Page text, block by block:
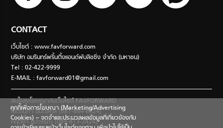
CONTACT
เว็บไซต์ : www.favforward.com
บริษัท อมรินทร์พริ้นติ้งแอนด์พับลิชชิ่ง จำกัด (มหาชน)
Tel : 02-422-9999
E-MAIL :favforward01@gmail.com
สนใจลงโฆษณากับเว็บไซต์ FAVFORWARD
เนตรนภา อมตสกุล [081-684-8324]
กฤตยา อุปวรรณ [089-813-2424]
คุกกี้เพื่อการโฆษณา (Marketing/Advertising
Cookies) – จดจำและประมวลผลข้อมูลที่เกี่ยวข้องกับ